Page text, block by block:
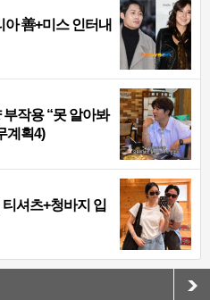
아 善+미스 인터내
작용 “못 알아봐
계획4)
셔츠+청바지 입